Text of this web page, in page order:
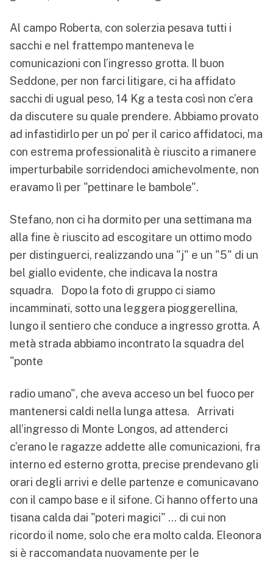
Al campo Roberta, con solerzia pesava tutti i
sacchi e nel frattempo manteneva le
comunicazioni con l’ingresso grotta. Il buon
Seddone, per non farci litigare, ci ha affidato
sacchi di ugual peso, 14 Kg a testa così non c’era
da discutere su quale prendere. Abbiamo provato
ad infastidirlo per un po’ per il carico affidatoci, ma
con estrema professionalità è riuscito a rimanere
imperturbabile sorridendoci amichevolmente, non
eravamo lì per "pettinare le bambole".
Stefano, non ci ha dormito per una settimana ma
alla fine è riuscito ad escogitare un ottimo modo
per distinguerci, realizzando una "j" e un "5" di un
bel giallo evidente, che indicava la nostra
squadra. Dopo la foto di gruppo ci siamo
incamminati, sotto una leggera pioggerellina,
lungo il sentiero che conduce a ingresso grotta. A
metà strada abbiamo incontrato la squadra del
"ponte
radio umano", che aveva acceso un bel fuoco per
mantenersi caldi nella lunga attesa. Arrivati
all’ingresso di Monte Longos, ad attenderci
c’erano le ragazze addette alle comunicazioni, fra
interno ed esterno grotta, precise prendevano gli
orari degli arrivi e delle partenze e comunicavano
con il campo base e il sifone. Ci hanno offerto una
tisana calda dai "poteri magici" … di cui non
ricordo il nome, solo che era molto calda. Eleonora
si è raccomandata nuovamente per le